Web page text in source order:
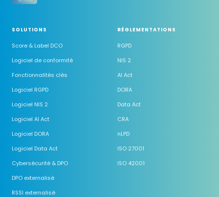
SOLUTIONS
Score & Label DCO
Logiciel de conformité
Fonctionnalités clés
Logiciel RGPD
Logiciel NIS 2
Logiciel AI Act
Logiciel DORA
Logiciel Data Act
Cybersécurité & DPO
DPO externalisé
RSSI externalisé
RÉGLEMENTATIONS
RGPD
NIS 2
AI Act
DORA
Data Act
CRA
nLPD
ISO 27001
ISO 42001